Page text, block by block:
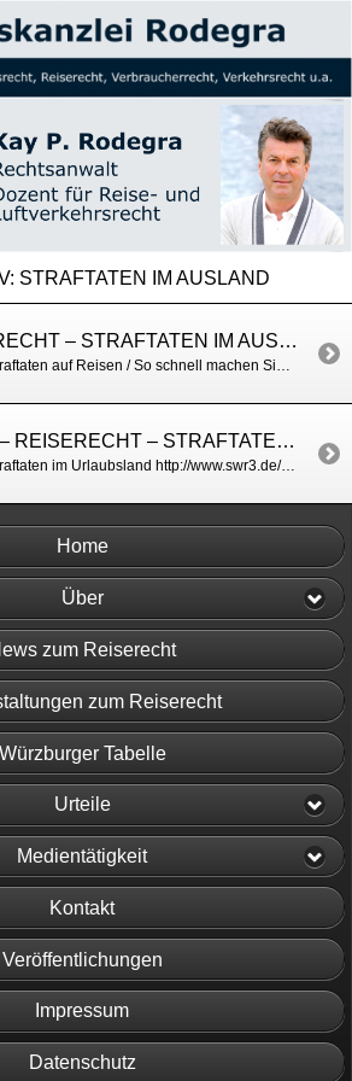
STRAFTATEN IM AUSLAND
REISERECHT – STRAFTATEN IM AUSLAND / BILD
Thema: Straftaten auf Reisen / So schnell machen Sie sich im Ausland strafbar http://www.bild.de/bild-plus/reise/2014/verbrechen/ausland-strafbar-souvenirs-fotografieren-38411948.bild.html
SWR 3 – REISERECHT – STRAFTATEN IM URLAUBSLAND
Thema: Straftaten im Urlaubsland http://www.swr3.de/info/weltweit/Keine-wilden-Kuesse-in-Japan/-/id=152124/did=1657406/xamrjb/index.html
Home
Über
zum Reiserecht
zum Reiserecht
Würzburger Tabelle
Urteile
Medientätigkeit
Kontakt
Veröffentlichungen
Impressum
Datenschutz